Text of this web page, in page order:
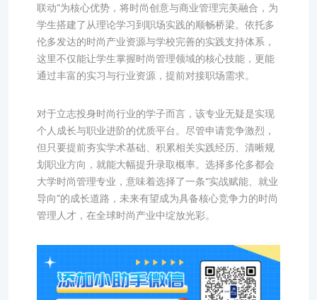
联动”为核心优势，将时尚创意与商业管理完美融合，为
学生搭建了从理论学习到职场实践的顺畅桥梁。依托多
伦多发达的时尚产业资源与学校完善的实践支持体系，
这里不仅能让学生掌握时尚管理领域的核心技能，更能
通过丰富的实习与行业资源，提前对接职场需求。
对于立志投身时尚行业的学子而言，该专业无疑是实现
个人成长与职业进阶的优质平台。尽管申请竞争激烈，
但只要提前夯实学术基础、积累相关实践经历、清晰规
划职业方向，就能大幅提升录取概率。选择多伦多都会
大学时尚管理专业，意味着选择了一条“实战赋能、就业
导向”的成长道路，未来有望成为具备核心竞争力的时尚
管理人才，在全球时尚产业中绽放光彩。